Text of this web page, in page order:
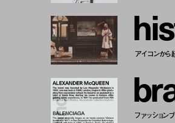
his
アイコンから
br
ファッション